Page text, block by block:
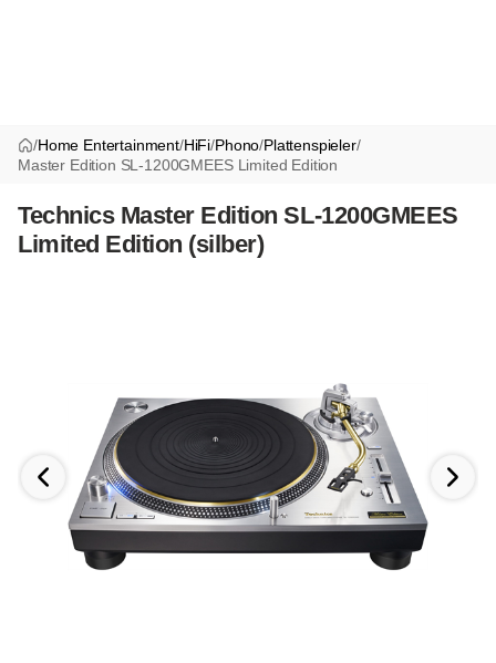
/Home Entertainment/HiFi/Phono/Plattenspieler/
Master Edition SL-1200GMEES Limited Edition
Technics Master Edition SL-1200GMEES
Limited Edition (silber)